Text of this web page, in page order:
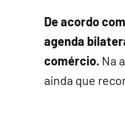
De acordo
agenda
comércio. Na
ainda que